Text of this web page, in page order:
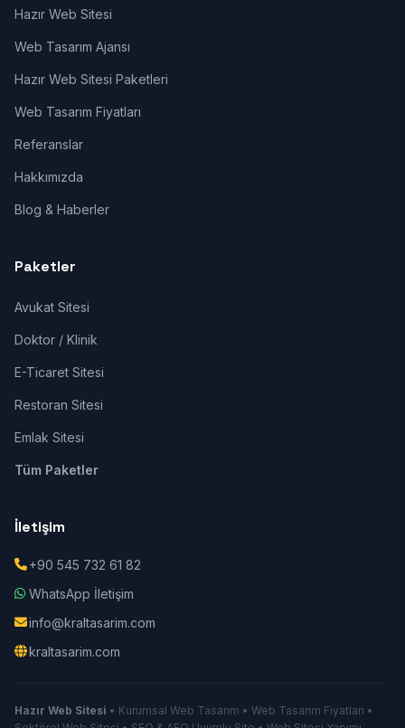
Hazır Web Sitesi
Web Tasarım Ajansı
Hazır Web Sitesi Paketleri
Web Tasarım Fiyatları
Referanslar
Hakkımızda
Blog & Haberler
Paketler
Avukat Sitesi
Doktor / Klinik
E-Ticaret Sitesi
Restoran Sitesi
Emlak Sitesi
Tüm Paketler
İletişim
+90 545 732 61 82
WhatsApp İletişim
info@kraltasarim.com
kraltasarim.com
Hazır Web Sitesi • Kurumsal Web Tasarım • Web Tasarım Fiyatları •